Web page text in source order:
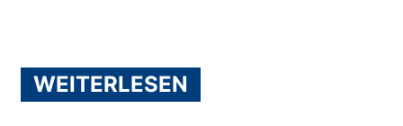
WEITERLESEN